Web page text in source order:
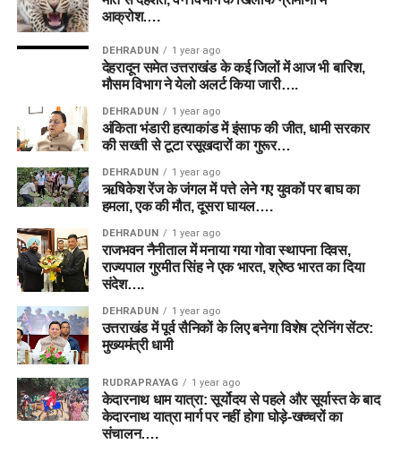
आक्रोश….
DEHRADUN 1 year ago
देहरादून समेत उत्तराखंड के कई जिलों में आज भी बारिश,
मौसम विभाग ने येलो अलर्ट किया जारी….
DEHRADUN 1 year ago
अंकिता भंडारी हत्याकांड में इंसाफ की जीत, धामी सरकार
की सख्ती से टूटा रसूखदारों का गुरूर…
DEHRADUN 1 year ago
ऋषिकेश रेंज के जंगल में पत्ते लेने गए युवकों पर बाघ का
हमला, एक की मौत, दूसरा घायल….
DEHRADUN 1 year ago
राजभवन नैनीताल में मनाया गया गोवा स्थापना दिवस,
राज्यपाल गुरमीत सिंह ने एक भारत, श्रेष्ठ भारत का दिया
संदेश….
DEHRADUN 1 year ago
उत्तराखंड में पूर्व सैनिकों के लिए बनेगा विशेष ट्रेनिंग सेंटर:
मुख्यमंत्री धामी
RUDRAPRAYAG 1 year ago
केदारनाथ धाम यात्रा: सूर्योदय से पहले और सूर्यास्त के बाद
केदारनाथ यात्रा मार्ग पर नहीं होगा घोड़े-खच्चरों का
संचालन….